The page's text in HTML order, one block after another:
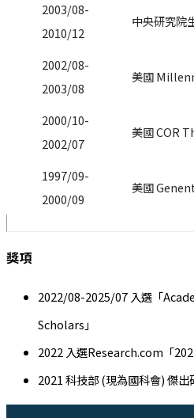
2003/08-
2010/12
中央研究院
2002/08-
2003/08
美國
2000/10-
2002/07
美國 COR
1997/09-
2000/09
美國
獎項
2022/08-2025/07 入選「
Scholars」
2022 入選Research.com「
2021 科技部 (現為國科會) 傑出